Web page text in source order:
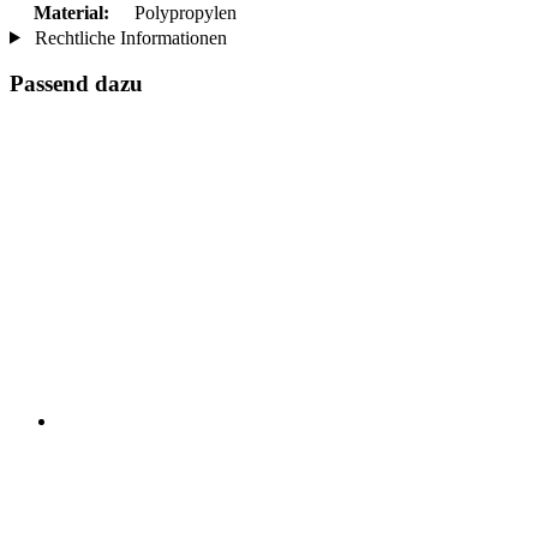
Material:
Polypropylen
Rechtliche Informationen
Passend dazu